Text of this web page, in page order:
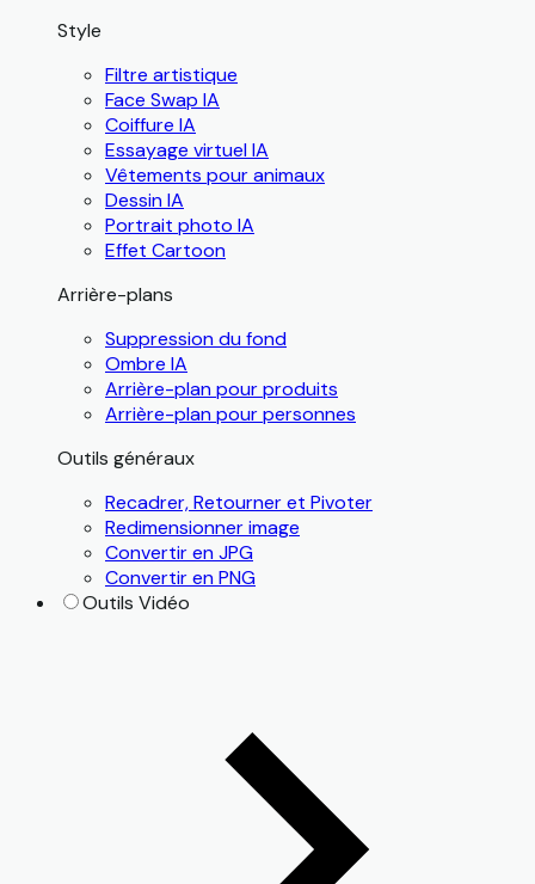
Style
Filtre artistique
Face Swap IA
Coiffure IA
Essayage virtuel IA
Vêtements pour animaux
Dessin IA
Portrait photo IA
Effet Cartoon
Arrière-plans
Suppression du fond
Ombre IA
Arrière-plan pour produits
Arrière-plan pour personnes
Outils généraux
Recadrer, Retourner et Pivoter
Redimensionner image
Convertir en JPG
Convertir en PNG
Outils Vidéo